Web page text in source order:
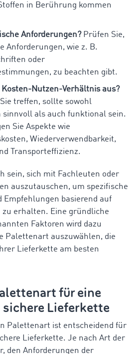
in Berührung kommen
Anforderungen?Prüfen Sie,
Anforderungen, wie z. B.
oder
zu beachten gibt.
Kosten-Nutzen-Verhältnis aus?
Sie treffen, sollte sowohl
als auch funktional sein.
Sie Aspekte wie
Wiederverwendbarkeit,
Transporteffizienz.
sein, sich mit Fachleuten oder
auszutauschen, um spezifische
Empfehlungen basierend auf
zu erhalten. Eine gründliche
Faktoren wird dazu
Palettenart auszuwählen, die
Lieferkette am besten
für eine
Lieferkette
Palettenart ist entscheidend für
Lieferkette. Je nach Art der
den Anforderungen der